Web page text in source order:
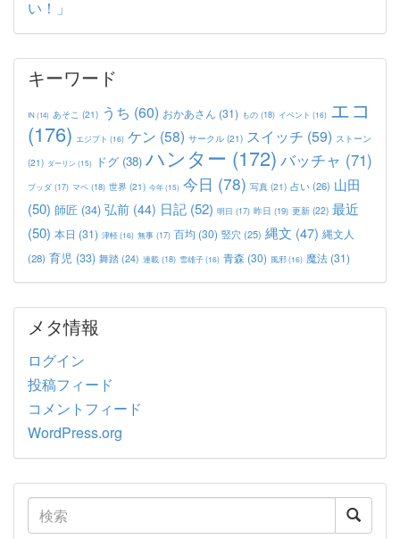
い！」
キーワード
IN(14) あそこ (21) うち (60) おかあさん (31) もの (18) イベント (16) エコ
(176) エジプト (16) ケン (58) サークル (21) スイッチ (59) ストーン
(21) ダーリン(15) ドグ (38) ハンター (172) バッチャ (71)
ブッダ (17) マペ (18) 世界 (21) 今年(15) 今日 (78) 写真 (21) 占い(26) 山田
(50) 師匠 (34) 弘前 (44) 日記 (52) 明日 (17) 昨日 (19) 更新 (22) 最近
(50) 本日 (31) 津軽(16) 無事 (17) 百均 (30) 竪穴 (25) 縄文 (47) 縄文人
(28) 育児 (33) 舞踏 (24) 連載 (18) 雪雄子(16) 青森 (30) 風邪(16) 魔法 (31)
メタ情報
ログイン
投稿フィード
コメントフィード
WordPress.org